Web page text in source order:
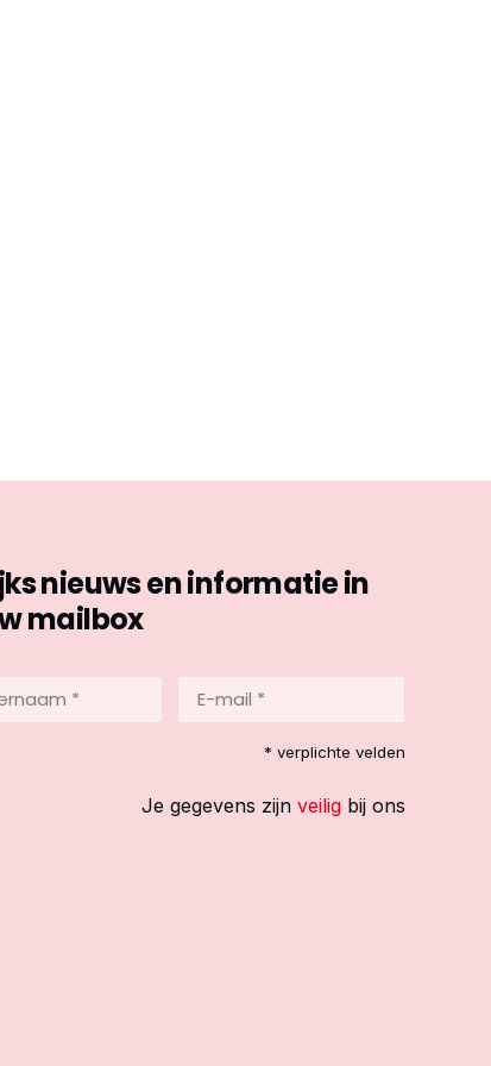
nieuws en informatie in
mailbox
mail
* verplichte velden
Je gegevens zijn veilig bij ons